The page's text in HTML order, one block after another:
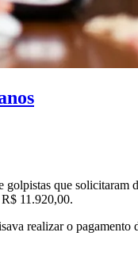
que solicitaram
11.920,00.
realizar o